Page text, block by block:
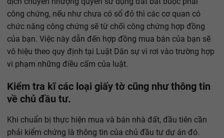
công chứng, nếu như chưa có sổ đỏ thì các cơ quan có
chức năng công chứng sẽ từ chối công chứng hợp đồng
của bạn. Việc này dẫn đến hợp đồng mua bán của bạn sẽ
vô hiệu theo quy định tại Luật Dân sự vì rơi vào trường hợp
vi phạm những điều cấm của luật.
Kiểm tra kĩ các loại giấy tờ cũng như thông tin
về chủ đầu tư.
Khi chuẩn bị thực hiện mua và bán nhà đất, đầu tiên cần
phải kiểm chứng là thông tin của chủ đầu tư dự án đó.